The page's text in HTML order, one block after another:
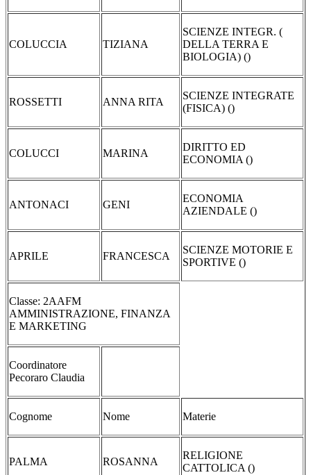
COLUCCIA TIZIANA
SCIENZE INTEGR. (
DELLA TERRA E
BIOLOGIA) ()
ROSSETTI ANNA RITA
SCIENZE INTEGRATE
(FISICA) ()
COLUCCI MARINA
DIRITTO ED
ECONOMIA ()
ANTONACI GENI
ECONOMIA
AZIENDALE ()
APRILE FRANCESCA
SCIENZE MOTORIE E
SPORTIVE ()
Classe: 2AAFM
AMMINISTRAZIONE, FINANZA
E MARKETING
Coordinatore
Pecoraro Claudia
Cognome Nome Materie
PALMA ROSANNA
RELIGIONE
CATTOLICA ()